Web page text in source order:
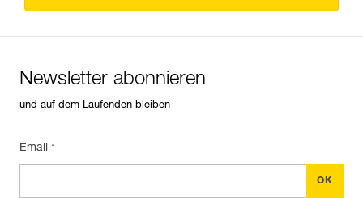
Newsletter abonnieren
und auf dem Laufenden bleiben
Email *